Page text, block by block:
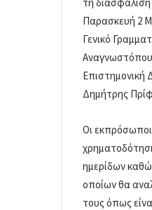
Παρασκευή 2
Γενικό
Επιστημονική
Δημήτρης
Οι
ημερίδων
οποίων θα
τους όπως